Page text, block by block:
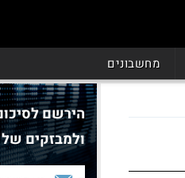
מחשבונים
הירשם
ולמבזקים של